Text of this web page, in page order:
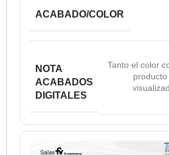
ACABADO/COLOR
NOTA
ACABADOS
DIGITALES
Tanto el color